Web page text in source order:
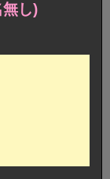
し)